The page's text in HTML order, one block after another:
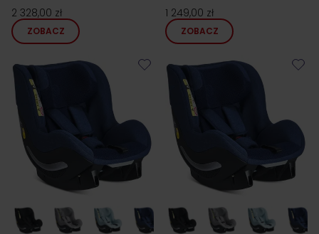
2 328,00 zł
ZOBACZ
1 249,00 zł
ZOBACZ